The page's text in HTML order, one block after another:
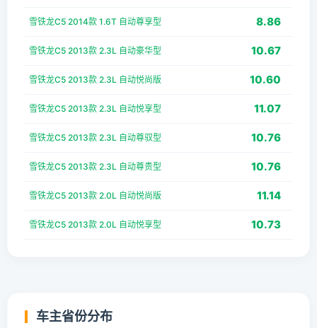
雪铁龙C5 2014款 1.6T 自动尊享型 8.86
雪铁龙C5 2013款 2.3L 自动豪华型 10.67
雪铁龙C5 2013款 2.3L 自动悦尚版 10.60
雪铁龙C5 2013款 2.3L 自动悦享型 11.07
雪铁龙C5 2013款 2.3L 自动尊驭型 10.76
雪铁龙C5 2013款 2.3L 自动尊贵型 10.76
雪铁龙C5 2013款 2.0L 自动悦尚版 11.14
雪铁龙C5 2013款 2.0L 自动悦享型 10.73
车主省份分布